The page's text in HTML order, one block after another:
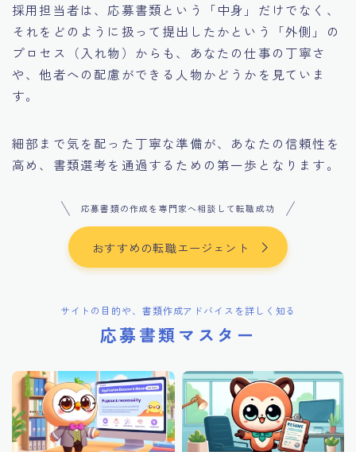
採用担当者は、応募書類という「中身」だけでなく、
それをどのように扱って提出したかという「外側」の
プロセス（入れ物）からも、あなたの仕事の丁寧さ
や、他者への配慮ができる人物かどうかを見ていま
す。
細部まで気を配った丁寧な準備が、あなたの信頼性を
高め、書類選考を通過するための第一歩となります。
応募書類の作成を専門家へ相談して転職成功
おすすめの転職エージェント
サイトの目的や、書類作成アドバイスを詳しく知る
応募書類マスター